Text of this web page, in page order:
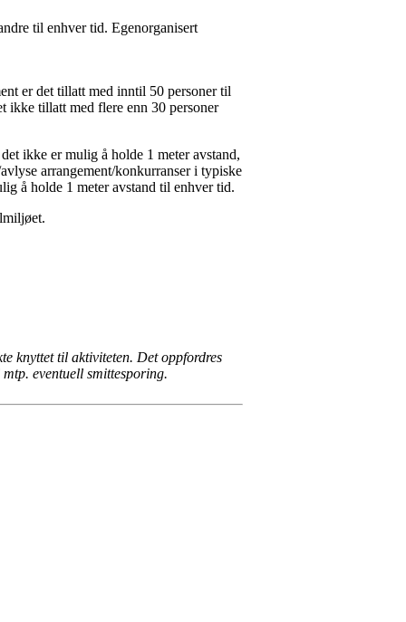
til enhver tid. Egenorganisert
er det tillatt med inntil 50 personer til
ikke tillatt med flere enn 30 personer
ikke er mulig å holde 1 meter avstand,
arrangement/konkurranser i typiske
å holde 1 meter avstand til enhver tid.
knyttet til aktiviteten. Det oppfordres
eventuell smittesporing.